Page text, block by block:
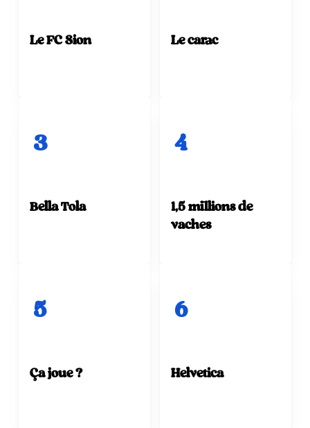
Le FC Sion Le carac
3
Bella Tola
4
1,5 millions de
vaches
5
Ça joue ?
6
Helvetica